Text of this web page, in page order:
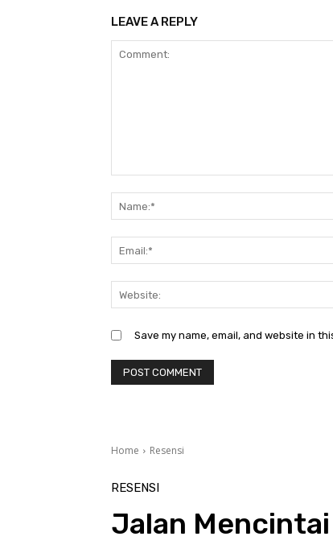
LEAVE A REPLY
Save my name, email, and website in